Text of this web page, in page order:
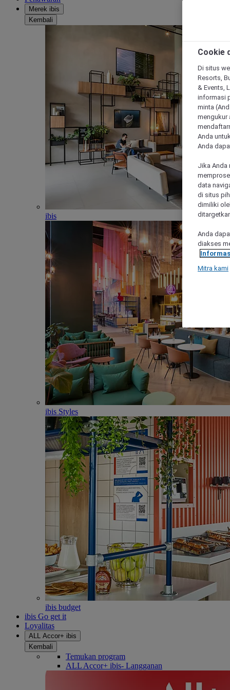
Merek ibis
Kembali
ibis
ibis Styles
ibis budget
ibis Go get it
Loyalitas
ALL Accor+ ibis
Kembali
Temukan program
ALL Accor+ ibis- Langganan
Cookie
Di situs
Resorts,
& Events,
informasi
minta
mengukur
Anda
Anda
Jika Anda
data
di situs
dimiliki
Anda
diakses
Mitra kami